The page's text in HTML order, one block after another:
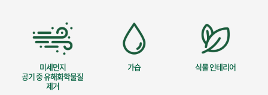
미세먼지
공기 중 유해화학물질
제거
가습 식물 인테리어